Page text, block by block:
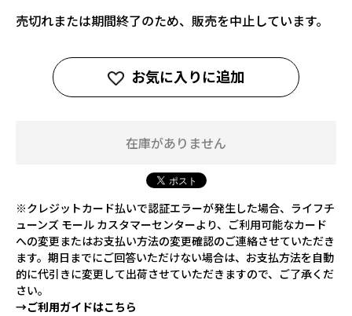
売切れまたは期間終了のため、販売を中止しています。
お気に入りに追加
在庫がありません
※クレジットカード払いで認証エラーが発生した場合、ライフチ
ューンズ モール カスタマーセンターより、ご利用可能なカード
への変更またはお支払い方法の変更確認のご連絡させていただき
ます。期日までにご回答いただけない場合は、お支払方法を自動
的に代引きに変更して出荷させていただきますので、ご了承くだ
さい。
→ご利用ガイドはこちら